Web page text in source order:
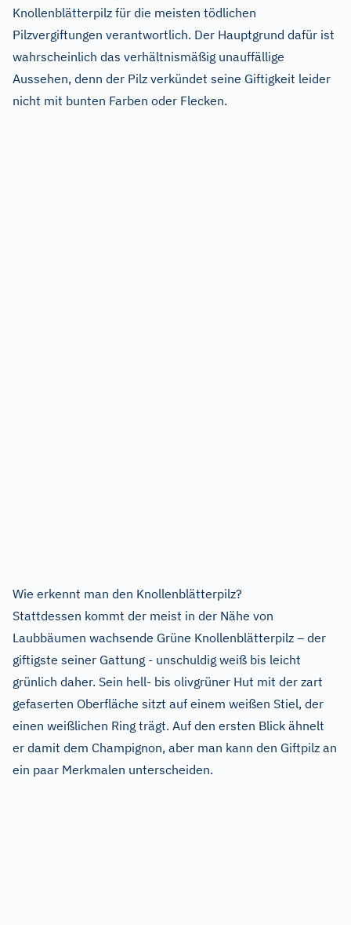
Knollenblätterpilz für die meisten tödlichen
Pilzvergiftungen verantwortlich. Der Hauptgrund dafür ist
wahrscheinlich das verhältnismäßig unauffällige
Aussehen, denn der Pilz verkündet seine Giftigkeit leider
nicht mit bunten Farben oder Flecken.
Wie erkennt man den Knollenblätterpilz?
Stattdessen kommt der meist in der Nähe von
Laubbäumen wachsende Grüne Knollenblätterpilz – der
giftigste seiner Gattung - unschuldig weiß bis leicht
grünlich daher. Sein hell- bis olivgrüner Hut mit der zart
gefaserten Oberfläche sitzt auf einem weißen Stiel, der
einen weißlichen Ring trägt. Auf den ersten Blick ähnelt
er damit dem Champignon, aber man kann den Giftpilz an
ein paar Merkmalen unterscheiden.